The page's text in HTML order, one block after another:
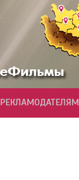
РЕКЛАМОДАТЕЛЯМ